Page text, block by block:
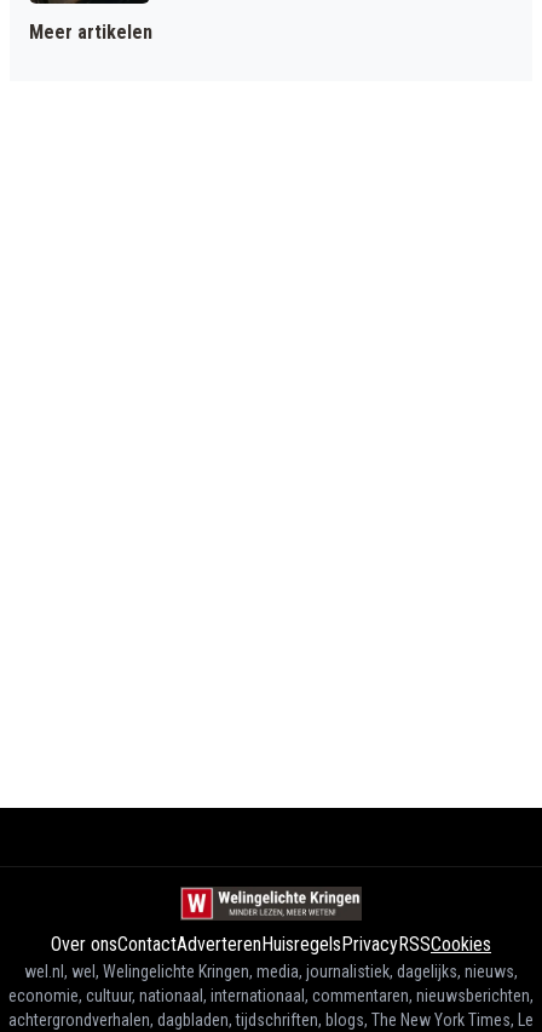
Meer artikelen
Over onsContactAdverterenHuisregelsPrivacyRSSCookies
wel.nl, wel, Welingelichte Kringen, media, journalistiek, dagelijks, nieuws,
economie, cultuur, nationaal, internationaal, commentaren, nieuwsberichten,
achtergrondverhalen, dagbladen, tijdschriften, blogs, The New York Times, Le